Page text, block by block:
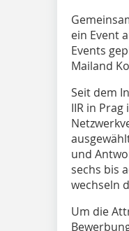
ein Event
Events
Mailand
Seit dem
IIR in
und
sechs bis
wechseln
Um die